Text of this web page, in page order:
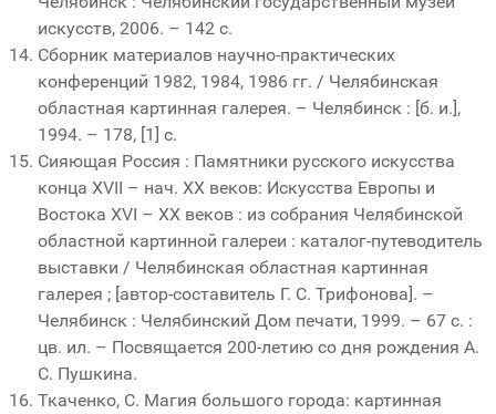
искусств, 2006. – 142 с.
Сборник материалов научно-практических
конференций 1982, 1984, 1986 гг. / Челябинская
областная картинная галерея. – Челябинск : [б. и.],
1994. – 178, [1] с.
Сияющая Россия : Памятники русского искусства
конца XVII – нач. XX веков: Искусства Европы и
Востока XVI – XX веков : из собрания Челябинской
областной картинной галереи : каталог-путеводитель
выставки / Челябинская областная картинная
галерея ; [автор-составитель Г. С. Трифонова]. –
Челябинск : Челябинский Дом печати, 1999. – 67 с. :
цв. ил. – Посвящается 200-летию со дня рождения А.
С. Пушкина.
Ткаченко, С. Магия большого города: картинная